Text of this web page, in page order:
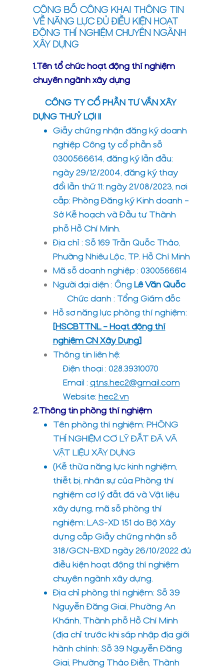
CÔNG BỐ CÔNG KHAI THÔNG TIN
VỀ NĂNG LỰC ĐỦ ĐIỀU KIỆN HOẠT
ĐỘNG THÍ NGHIỆM CHUYÊN NGÀNH
XÂY DỰNG
1.Tên tổ chức hoạt động thí nghiệm
chuyên ngành xây dựng
CÔNG TY CỔ PHẦN TƯ VẤN XÂY
DỰNG THUỶ LỢI II
Giấy chứng nhận đăng ký doanh
nghiệp Công ty cổ phần số
0300566614, đăng ký lần đầu:
ngày 29/12/2004, đăng ký thay
đổi lần thứ 11: ngày 21/08/2023, nơi
cấp: Phòng Đăng ký Kinh doanh –
Sở Kế hoạch và Đầu tư Thành
phố Hồ Chí Minh.
Địa chỉ : Số 169 Trần Quốc Thảo,
Phường Nhiêu Lộc, TP. Hồ Chí Minh
Mã số doanh nghiệp : 0300566614
Người đại diện : Ông Lê Văn Quốc
Chức danh : Tổng Giám đốc
Hồ sơ năng lực phòng thí nghiệm:
[HSCBTTNL – Hoạt động thí
nghiệm CN Xây Dựng]
Thông tin liên hệ:
Điện thoại : 028.39310070
Email : qtns.hec2@gmail.com
Website: hec2.vn
2.Thông tin phòng thí nghiệm
Tên phòng thí nghiệm: PHÒNG
THÍ NGHIỆM CƠ LÝ ĐẤT ĐÁ VÀ
VẬT LIỆU XÂY DỰNG
(Kế thừa năng lực kinh nghiệm,
thiết bị, nhân sự của Phòng thí
nghiệm cơ lý đất đá và Vật liệu
xây dựng, mã số phòng thí
nghiệm: LAS-XD 151 do Bộ Xây
dựng cấp Giấy chứng nhận số
318/GCN-BXD ngày 26/10/2022 đủ
điều kiện hoạt động thí nghiệm
chuyên ngành xây dựng.
Địa chỉ phòng thí nghiệm: Số 39
Nguyễn Đăng Giai, Phường An
Khánh, Thành phố Hồ Chí Minh
(địa chỉ trước khi sáp nhập địa giới
hành chính: Số 39 Nguyễn Đăng
Giai, Phường Thảo Điền, Thành